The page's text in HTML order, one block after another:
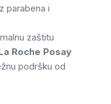
parabena i
zaštitu
Roche Posay
podršku od